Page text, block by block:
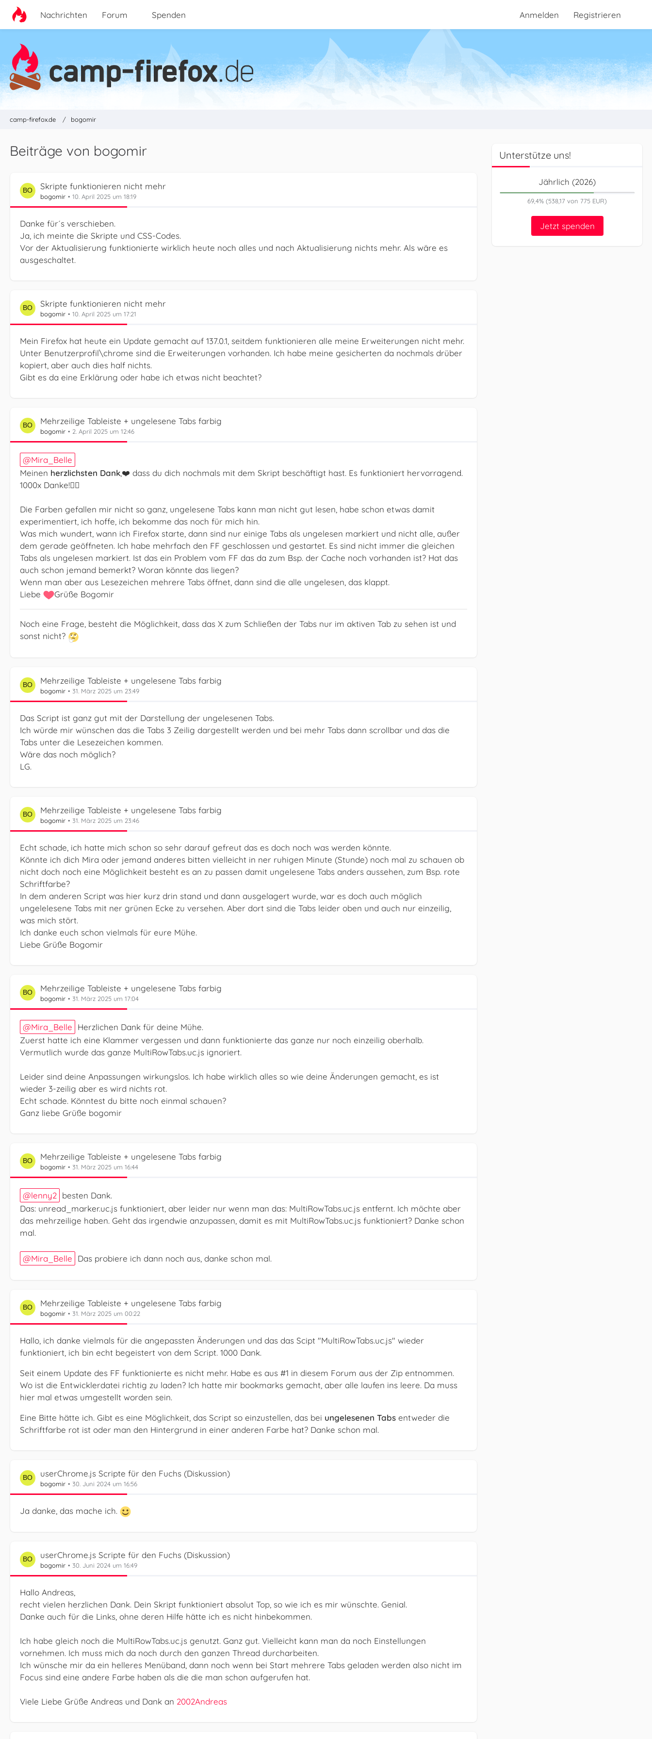
Nachrichten Forum Spenden Anmelden Registrieren
camp-firefox.de bogomir
Beiträge von bogomir
Skripte funktionieren nicht mehr
bogomir 10. April 2025 um 18:19
Danke für´s verschieben.
Ja, ich meinte die Skripte und CSS-Codes.
Vor der Aktualisierung funktionierte wirklich heute noch alles und nach Aktualisierung nichts mehr. Als wäre es
ausgeschaltet.
Skripte funktionieren nicht mehr
bogomir 10. April 2025 um 17:21
Mein Firefox hat heute ein Update gemacht auf 137.0.1, seitdem funktionieren alle meine Erweiterungen nicht mehr.
Unter Benutzerprofil\chrome sind die Erweiterungen vorhanden. Ich habe meine gesicherten da nochmals drüber
kopiert, aber auch dies half nichts.
Gibt es da eine Erklärung oder habe ich etwas nicht beachtet?
Mehrzeilige Tableiste + ungelesene Tabs farbig
bogomir 2. April 2025 um 12:46
Mira_Belle
Meinen herzlichsten Dank,❤️ dass du dich nochmals mit dem Skript beschäftigt hast. Es funktioniert hervorragend.
1000x Danke!🙋‍♂️
Die Farben gefallen mir nicht so ganz, ungelesene Tabs kann man nicht gut lesen, habe schon etwas damit
experimentiert, ich hoffe, ich bekomme das noch für mich hin.
Was mich wundert, wann ich Firefox starte, dann sind nur einige Tabs als ungelesen markiert und nicht alle, außer
dem gerade geöffneten. Ich habe mehrfach den FF geschlossen und gestartet. Es sind nicht immer die gleichen
Tabs als ungelesen markiert. Ist das ein Problem vom FF das da zum Bsp. der Cache noch vorhanden ist? Hat das
auch schon jemand bemerkt? Woran könnte das liegen?
Wenn man aber aus Lesezeichen mehrere Tabs öffnet, dann sind die alle ungelesen, das klappt.
Liebe
Grüße Bogomir
Noch eine Frage, besteht die Möglichkeit, dass das X zum Schließen der Tabs nur im aktiven Tab zu sehen ist und
sonst nicht?
Mehrzeilige Tableiste + ungelesene Tabs farbig
bogomir 31. März 2025 um 23:49
Das Script ist ganz gut mit der Darstellung der ungelesenen Tabs.
Ich würde mir wünschen das die Tabs 3 Zeilig dargestellt werden und bei mehr Tabs dann scrollbar und das die
Tabs unter die Lesezeichen kommen.
Wäre das noch möglich?
LG.
Mehrzeilige Tableiste + ungelesene Tabs farbig
bogomir 31. März 2025 um 23:46
Echt schade, ich hatte mich schon so sehr darauf gefreut das es doch noch was werden könnte.
Könnte ich dich Mira oder jemand anderes bitten vielleicht in ner ruhigen Minute (Stunde) noch mal zu schauen ob
nicht doch noch eine Möglichkeit besteht es an zu passen damit ungelesene Tabs anders aussehen, zum Bsp. rote
Schriftfarbe?
In dem anderen Script was hier kurz drin stand und dann ausgelagert wurde, war es doch auch möglich
ungelelesene Tabs mit ner grünen Ecke zu versehen. Aber dort sind die Tabs leider oben und auch nur einzeilig,
was mich stört.
Ich danke euch schon vielmals für eure Mühe.
Liebe Grüße Bogomir
Mehrzeilige Tableiste + ungelesene Tabs farbig
bogomir 31. März 2025 um 17:04
Mira_Belle
Herzlichen Dank für deine Mühe.
Zuerst hatte ich eine Klammer vergessen und dann funktionierte das ganze nur noch einzeilig oberhalb.
Vermutlich wurde das ganze MultiRowTabs.uc.js ignoriert.
Leider sind deine Anpassungen wirkungslos. Ich habe wirklich alles so wie deine Änderungen gemacht, es ist
wieder 3-zeilig aber es wird nichts rot.
Echt schade. Könntest du bitte noch einmal schauen?
Ganz liebe Grüße bogomir
Mehrzeilige Tableiste + ungelesene Tabs farbig
bogomir 31. März 2025 um 16:44
lenny2 besten Dank.
Das: unread_marker.uc.js funktioniert, aber leider nur wenn man das: MultiRowTabs.uc.js entfernt. Ich möchte aber
das mehrzeilige haben. Geht das irgendwie anzupassen, damit es mit MultiRowTabs.uc.js funktioniert? Danke schon
mal.
Mira_Belle Das probiere ich dann noch aus, danke schon mal.
Mehrzeilige Tableiste + ungelesene Tabs farbig
bogomir 31. März 2025 um 00:22
Hallo, ich danke vielmals für die angepassten Änderungen und das das Scipt "MultiRowTabs.uc.js" wieder
funktioniert, ich bin echt begeistert von dem Script. 1000 Dank.
Seit einem Update des FF funktionierte es nicht mehr. Habe es aus #1 in diesem Forum aus der Zip entnommen.
Wo ist die Entwicklerdatei richtig zu laden? Ich hatte mir bookmarks gemacht, aber alle laufen ins leere. Da muss
hier mal etwas umgestellt worden sein.
Eine Bitte hätte ich. Gibt es eine Möglichkeit, das Script so einzustellen, das bei ungelesenen Tabs entweder die
Schriftfarbe rot ist oder man den Hintergrund in einer anderen Farbe hat? Danke schon mal.
userChrome.js Scripte für den Fuchs (Diskussion)
bogomir 30. Juni 2024 um 16:56
Ja danke, das mache ich.
userChrome.js Scripte für den Fuchs (Diskussion)
bogomir 30. Juni 2024 um 16:49
Hallo Andreas,
recht vielen herzlichen Dank. Dein Skript funktioniert absolut Top, so wie ich es mir wünschte. Genial.
Danke auch für die Links, ohne deren Hilfe hätte ich es nicht hinbekommen.
Ich habe gleich noch die MultiRowTabs.uc.js genutzt. Ganz gut. Vielleicht kann man da noch Einstellungen
vornehmen. Ich muss mich da noch durch den ganzen Thread durcharbeiten.
Ich wünsche mir da ein helleres Menüband, dann noch wenn bei Start mehrere Tabs geladen werden also nicht im
Focus sind eine andere Farbe haben als die die man schon aufgerufen hat.
Viele Liebe Grüße Andreas und Dank an 2002Andreas
Unterstütze uns!
Jährlich (2026)
69,4% (538,17 von 775 EUR)
Jetzt spenden